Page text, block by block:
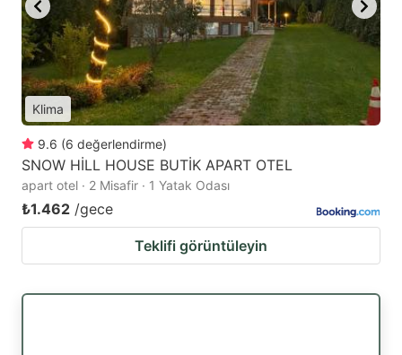
Klima
9.6 (6 değerlendirme)
SNOW HİLL HOUSE BUTİK APART OTEL
apart otel · 2 Misafir · 1 Yatak Odası
₺1.462 /gece
Teklifi görüntüleyin